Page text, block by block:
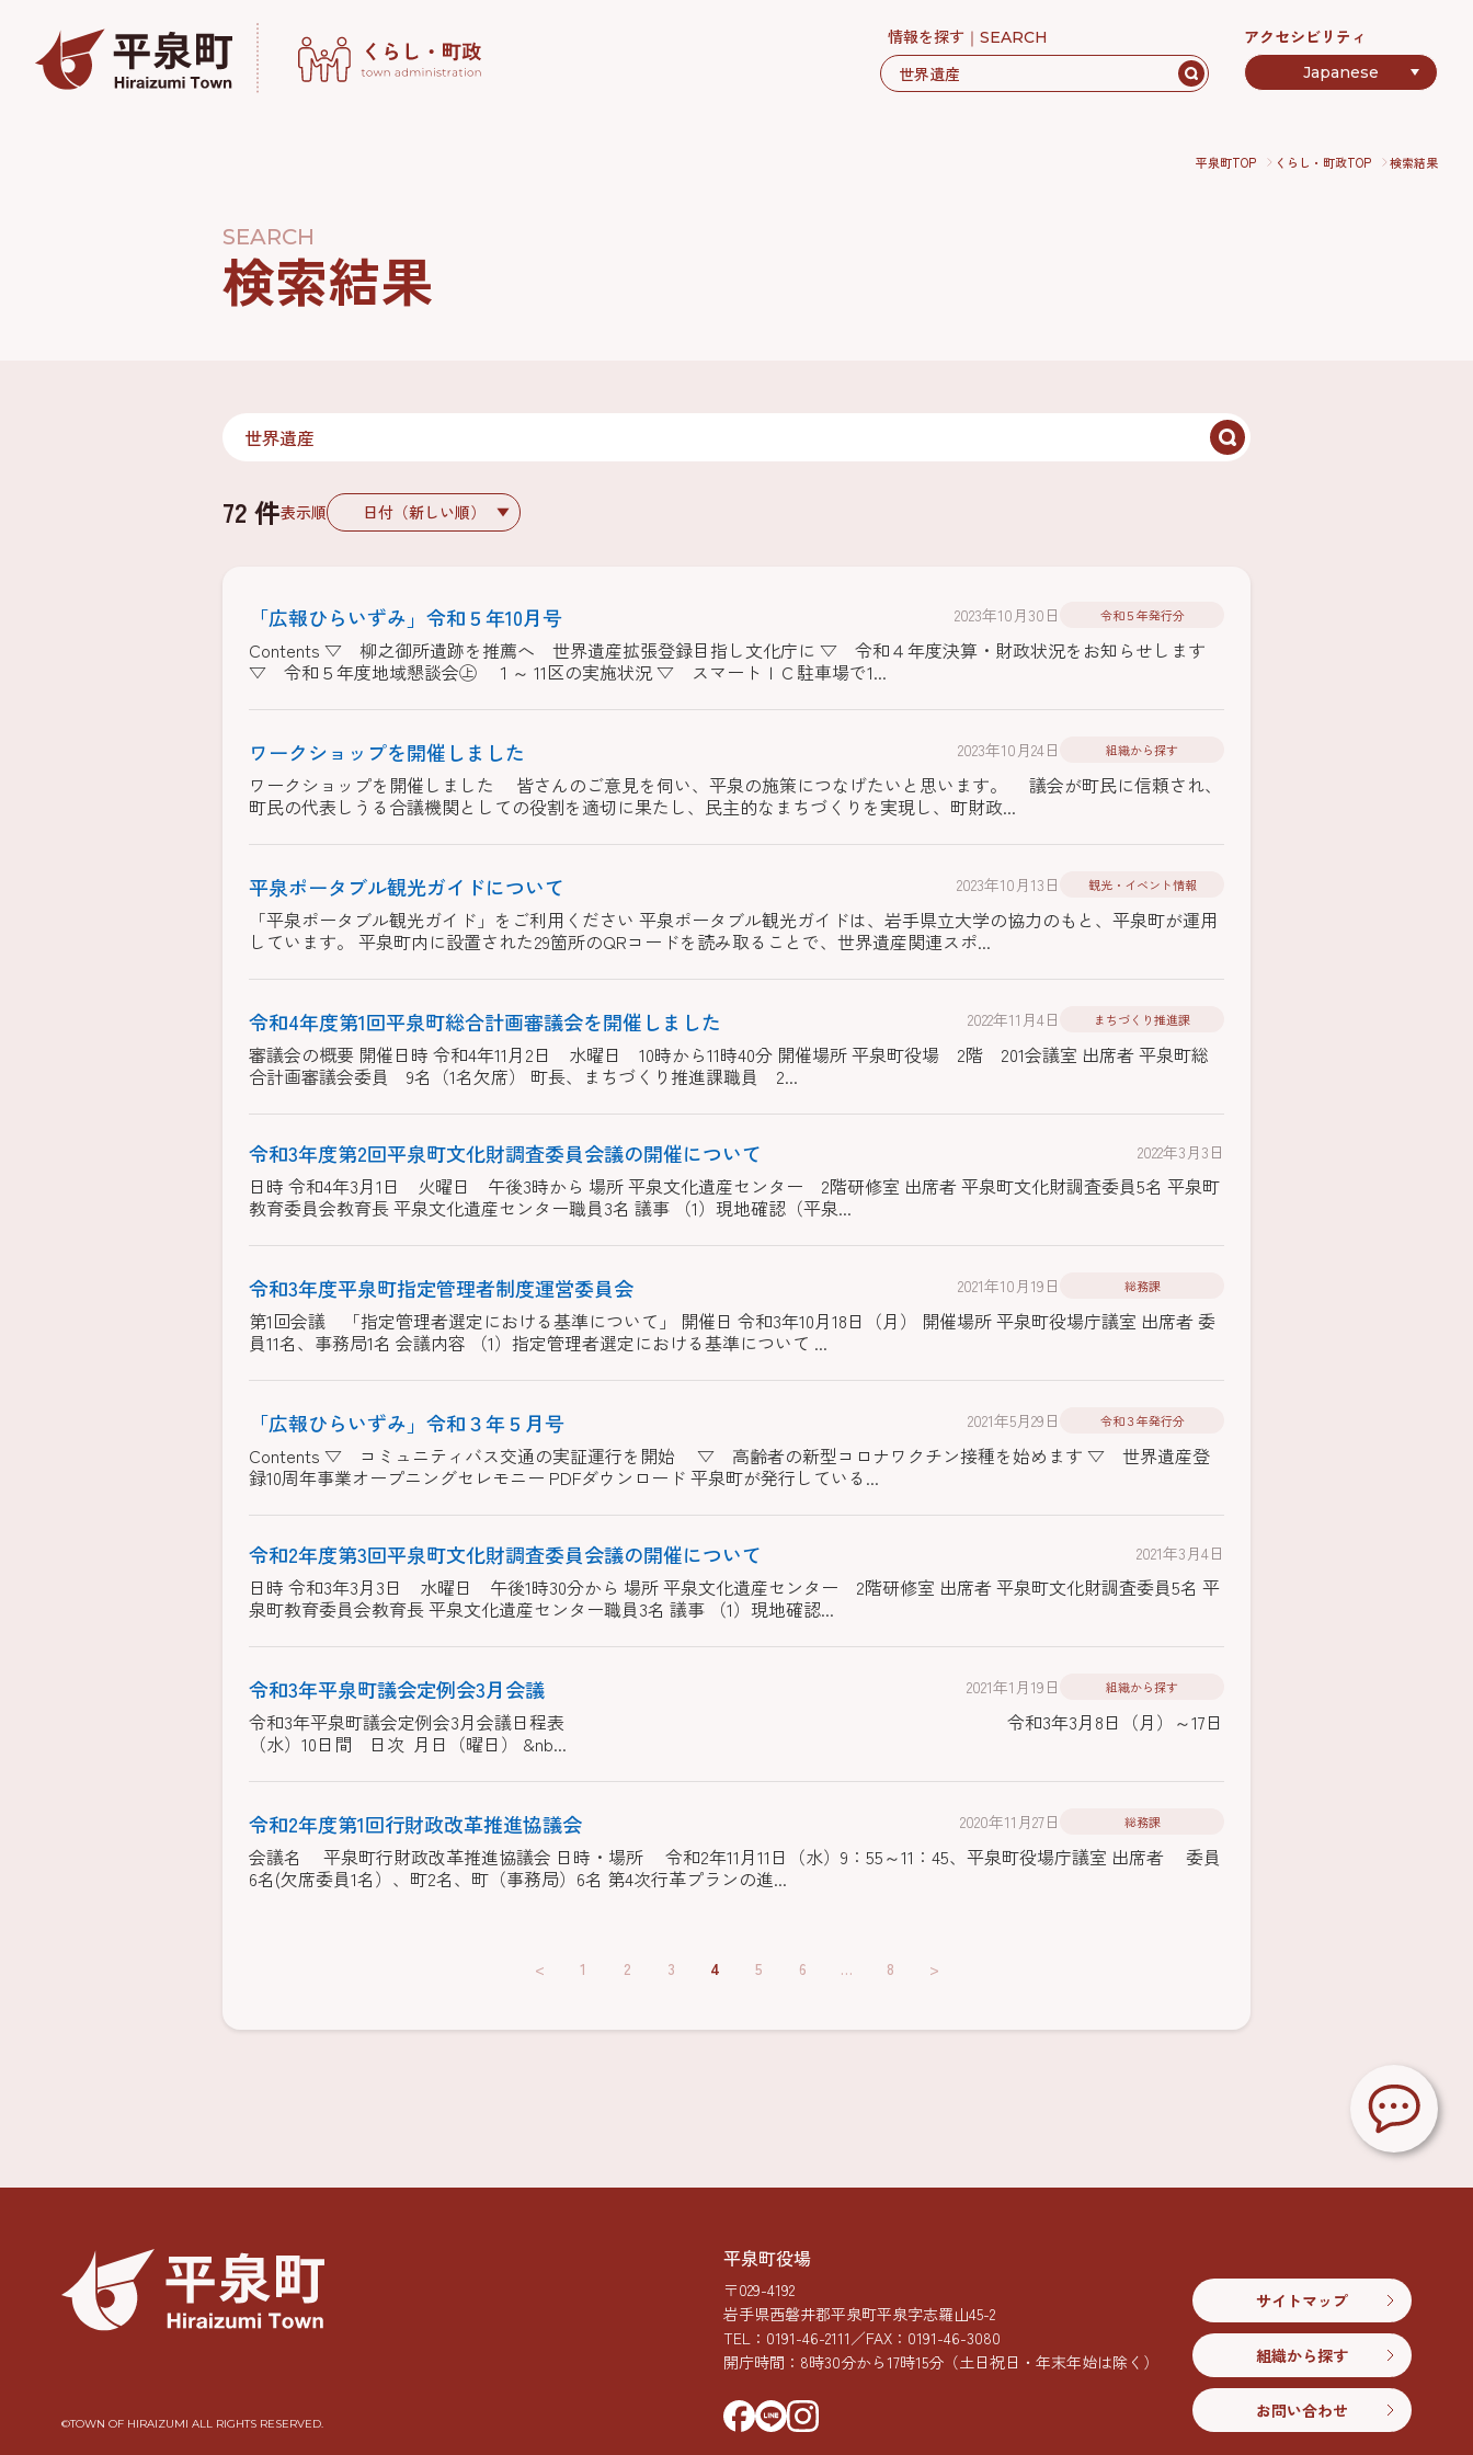
情報を探す SEARCH アクセシビリティ
平泉町TOP くらし・町政TOP 検索結果
SEARCH
検索結果
72 件表示順
「広報ひらいずみ」令和５年10月号
Contents ▽ 柳之御所遺跡を推薦へ 世界遺産拡張登録目指し文化庁に ▽ 令和４年度決算・財政状況をお知らせします
▽ 令和５年度地域懇談会㊤ １～ 11区の実施状況 ▽ スマートＩＣ駐車場で1...
2023年10月30日 令和５年発行分
ワークショップを開催しました
ワークショップを開催しました 皆さんのご意見を伺い、平泉の施策につなげたいと思います。 議会が町民に信頼され、
町民の代表しうる合議機関としての役割を適切に果たし、民主的なまちづくりを実現し、町財政...
2023年10月24日 組織から探す
平泉ポータブル観光ガイドについて
「平泉ポータブル観光ガイド」をご利用ください 平泉ポータブル観光ガイドは、岩手県立大学の協力のもと、平泉町が運用
しています。 平泉町内に設置された29箇所のQRコードを読み取ることで、世界遺産関連スポ...
2023年10月13日 観光・イベント情報
令和4年度第1回平泉町総合計画審議会を開催しました
審議会の概要 開催日時 令和4年11月2日 水曜日 10時から11時40分 開催場所 平泉町役場 2階 201会議室 出席者 平泉町総
合計画審議会委員 9名（1名欠席） 町長、まちづくり推進課職員 2...
2022年11月4日 まちづくり推進課
令和3年度第2回平泉町文化財調査委員会議の開催について
日時 令和4年3月1日 火曜日 午後3時から 場所 平泉文化遺産センター 2階研修室 出席者 平泉町文化財調査委員5名 平泉町
教育委員会教育長 平泉文化遺産センター職員3名 議事 （1）現地確認（平泉...
2022年3月3日
令和3年度平泉町指定管理者制度運営委員会
第1回会議 「指定管理者選定における基準について」 開催日 令和3年10月18日（月） 開催場所 平泉町役場庁議室 出席者 委
員11名、事務局1名 会議内容 （1）指定管理者選定における基準について ...
2021年10月19日 総務課
「広報ひらいずみ」令和３年５月号
Contents ▽ コミュニティバス交通の実証運行を開始 ▽ 高齢者の新型コロナワクチン接種を始めます ▽ 世界遺産登
録10周年事業オープニングセレモニー PDFダウンロード 平泉町が発行している...
2021年5月29日 令和３年発行分
令和2年度第3回平泉町文化財調査委員会議の開催について
日時 令和3年3月3日 水曜日 午後1時30分から 場所 平泉文化遺産センター 2階研修室 出席者 平泉町文化財調査委員5名 平
泉町教育委員会教育長 平泉文化遺産センター職員3名 議事 （1）現地確認...
2021年3月4日
令和3年平泉町議会定例会3月会議
令和3年平泉町議会定例会3月会議日程表 令和3年3月8日（月）～17日
（水）10日間 日次 月日（曜日） &nb...
2021年1月19日 組織から探す
令和2年度第1回行財政改革推進協議会
会議名 平泉町行財政改革推進協議会 日時・場所 令和2年11月11日（水）9：55～11：45、平泉町役場庁議室 出席者 委員
6名(欠席委員1名）、町2名、町（事務局）6名 第4次行革プランの進...
2020年11月27日 総務課
< 1 2 3 4 5 6 … 8 >
©︎TOWN OF HIRAIZUMI ALL RIGHTS RESERVED.
平泉町役場
〒029-4192
岩手県西磐井郡平泉町平泉字志羅山45-2
TEL： 0191-46-2111／FAX：0191-46-3080
開庁時間：8時30分から17時15分 （土日祝日・年末年始は除く）
サイトマップ
組織から探す
お問い合わせ